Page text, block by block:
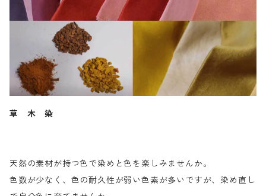
草 木 染
天然の素材が持つ色で染めと色を楽しみませんか。
色数が少なく、色の耐久性が弱い色素が多いですが、染め直し